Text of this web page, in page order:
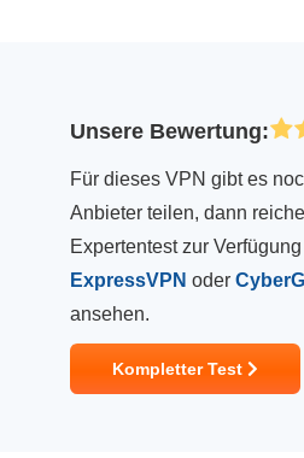
Unsere Bewertung:
Für dieses VPN gibt es
Anbieter teilen, dann
Expertentest zur
ExpressVPN oder
ansehen.
Kompletter Test